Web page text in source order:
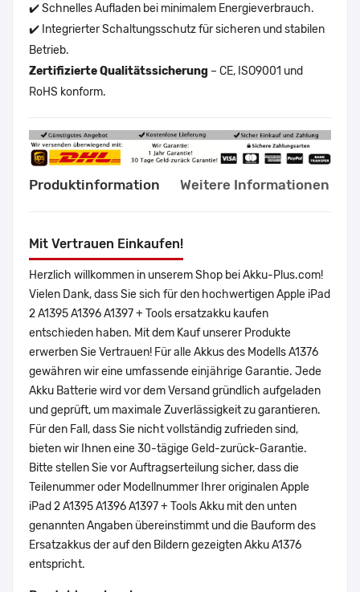
✔️ Schnelles Aufladen bei minimalem Energieverbrauch.
✔️ Integrierter Schaltungsschutz für sicheren und stabilen
Betrieb.
Zertifizierte Qualitätssicherung – CE, ISO9001 und
RoHS konform.
Produktinformation Weitere Informationen
Mit Vertrauen Einkaufen!
Herzlich willkommen in unserem Shop bei Akku-Plus.com!
Vielen Dank, dass Sie sich für den hochwertigen Apple iPad
2 A1395 A1396 A1397 + Tools ersatzakku kaufen
entschieden haben. Mit dem Kauf unserer Produkte
erwerben Sie Vertrauen! Für alle Akkus des Modells A1376
gewähren wir eine umfassende einjährige Garantie. Jede
Akku Batterie wird vor dem Versand gründlich aufgeladen
und geprüft, um maximale Zuverlässigkeit zu garantieren.
Für den Fall, dass Sie nicht vollständig zufrieden sind,
bieten wir Ihnen eine 30-tägige Geld-zurück-Garantie.
Bitte stellen Sie vor Auftragserteilung sicher, dass die
Teilenummer oder Modellnummer Ihrer originalen Apple
iPad 2 A1395 A1396 A1397 + Tools Akku mit den unten
genannten Angaben übereinstimmt und die Bauform des
Ersatzakkus der auf den Bildern gezeigten Akku A1376
entspricht.